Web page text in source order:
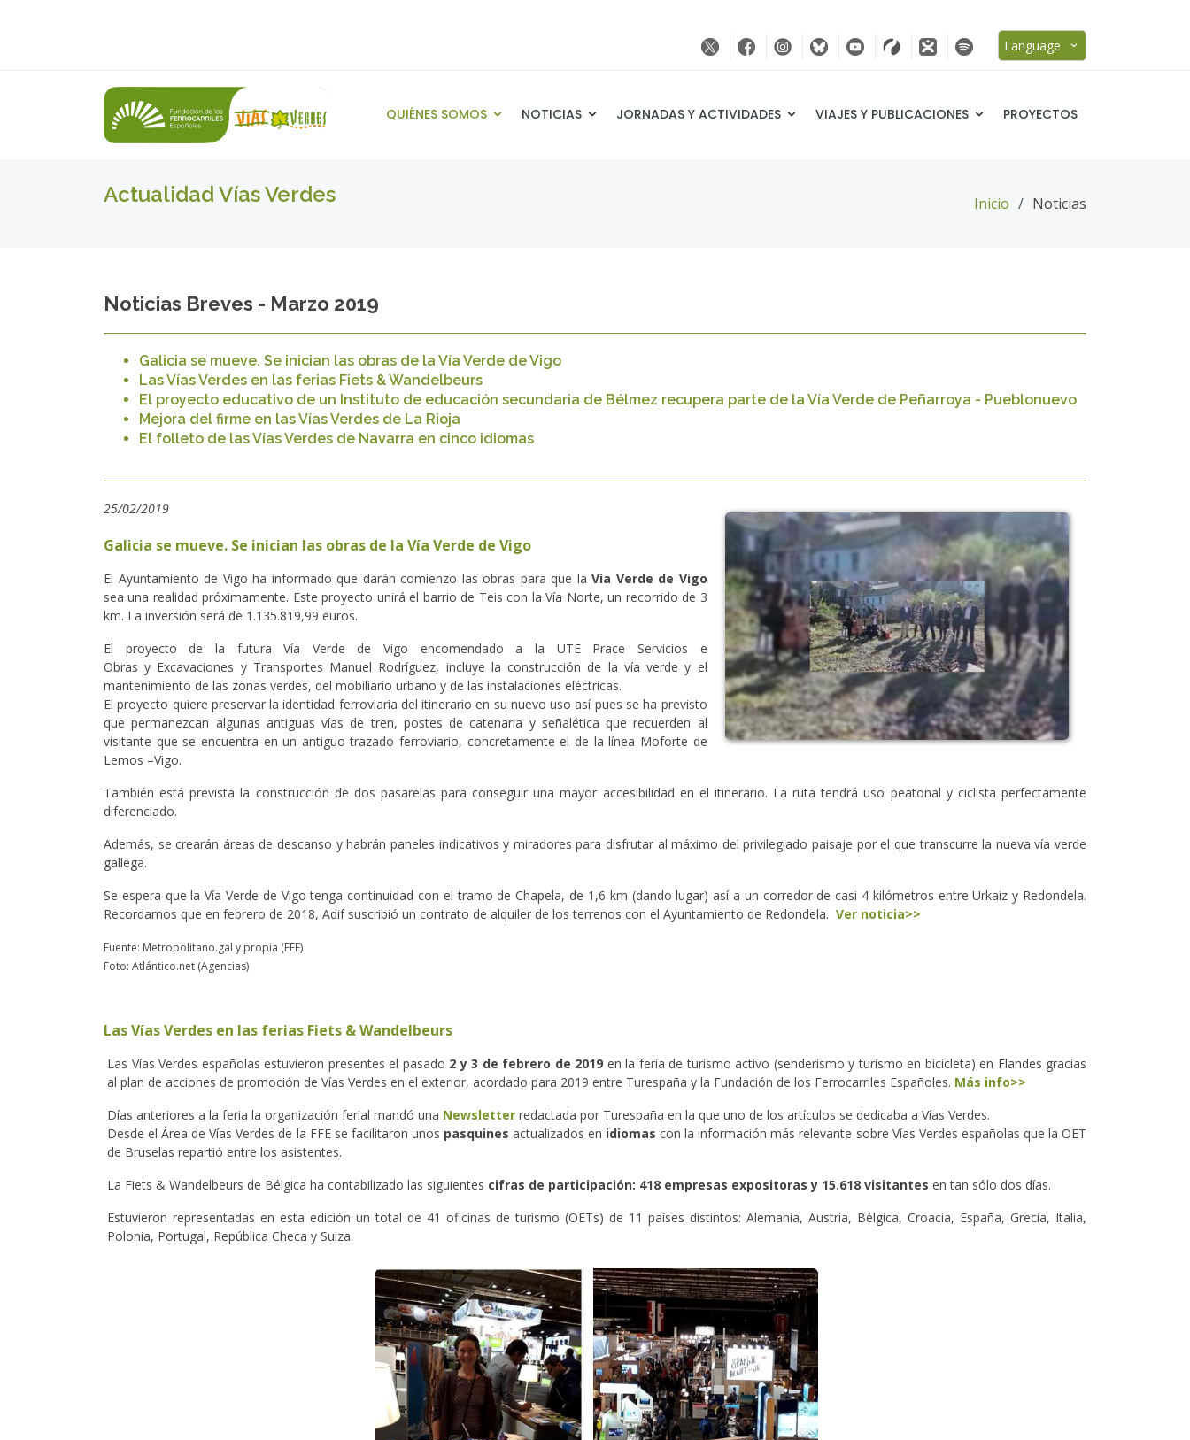
Language
QUIÉNES SOMOS NOTICIAS JORNADAS Y ACTIVIDADES VIAJES Y PUBLICACIONES PROYECTOS
Actualidad Vías Verdes Inicio Noticias
Noticias Breves - Marzo 2019
Galicia se mueve. Se inician las obras de la Vía Verde de Vigo
Las Vías Verdes en las ferias Fiets & Wandelbeurs
El proyecto educativo de un Instituto de educación secundaria de Bélmez recupera parte de la Vía Verde de Peñarroya - Pueblonuevo
Mejora del firme en las Vías Verdes de La Rioja
El folleto de las Vías Verdes de Navarra en cinco idiomas
25/02/2019
​Galicia se mueve. Se inician las obras de la Vía Verde de Vigo
El Ayuntamiento de Vigo ha informado que darán comienzo las obras para que la Vía Verde de Vigo
sea una realidad próximamente. Este proyecto unirá el barrio de Teis con la Vía Norte, un recorrido de 3
km. La inversión será de 1.135.819,99 euros.
El proyecto de la futura Vía Verde de Vigo encomendado a la UTE Prace Servicios e
Obras y Excavaciones y Transportes Manuel Rodríguez, incluye la construcción de la vía verde y el
mantenimiento de las zonas verdes, del mobiliario urbano y de las instalaciones eléctricas.
El proyecto quiere preservar la identidad ferroviaria del itinerario en su nuevo uso así pues se ha previsto
que permanezcan algunas antiguas vías de tren, postes de catenaria y señalética que recuerden al
visitante que se encuentra en un antiguo trazado ferroviario, concretamente el de la línea Moforte de
Lemos –Vigo.
También está prevista la construcción de dos pasarelas para conseguir una mayor accesibilidad en el itinerario. La ruta tendrá uso peatonal y ciclista perfectamente
diferenciado.
Además, se crearán áreas de descanso y habrán paneles indicativos y miradores para disfrutar al máximo del privilegiado paisaje por el que transcurre la nueva vía verde
gallega.
Se espera que la Vía Verde de Vigo tenga continuidad con el tramo de Chapela, de 1,6 km (dando lugar) así a un corredor de casi 4 kilómetros entre Urkaiz y Redondela.
Recordamos que en febrero de 2018, Adif suscribió un contrato de alquiler de los terrenos con el Ayuntamiento de Redondela. Ver noticia>>
Fuente: Metropolitano.gal y propia (FFE)
Foto: Atlántico.net (Agencias)
Las Vías Verdes en las ferias Fiets & Wandelbeurs
Las Vías Verdes españolas estuvieron presentes el pasado 2 y 3 de febrero de 2019 en la feria de turismo activo (senderismo y turismo en bicicleta) en Flandes gracias
al plan de acciones de promoción de Vías Verdes en el exterior, acordado para 2019 entre Turespaña y la Fundación de los Ferrocarriles Españoles. Más info>>
Días anteriores a la feria la organización ferial mandó una Newsletter redactada por Turespaña en la que uno de los artículos se dedicaba a Vías Verdes.
Desde el Área de Vías Verdes de la FFE se facilitaron unos pasquines actualizados en idiomascon la información más relevante sobre Vías Verdes españolas que la OET
de Bruselas repartió entre los asistentes.
La Fiets & Wandelbeurs de Bélgica ha contabilizado las siguientes cifras de participación: 418 empresas expositoras y 15.618 visitantes en tan sólo dos días.
Estuvieron representadas en esta edición un total de 41 oficinas de turismo (OETs) de 11 países distintos: Alemania, Austria, Bélgica, Croacia, España, Grecia, Italia,
Polonia, Portugal, República Checa y Suiza.